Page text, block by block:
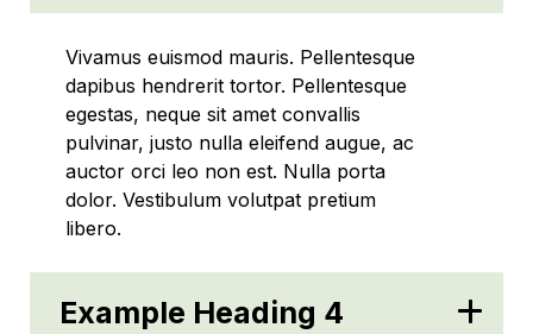
Vivamus euismod mauris. Pellentesque
dapibus hendrerit tortor. Pellentesque
egestas, neque sit amet convallis
pulvinar, justo nulla eleifend augue, ac
auctor orci leo non est. Nulla porta
dolor. Vestibulum volutpat pretium
libero.
Example Heading 4